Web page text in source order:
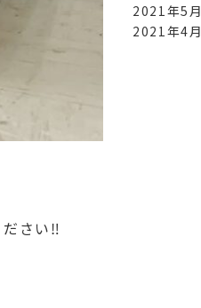
さい‼︎
2021年5月
2021年4月